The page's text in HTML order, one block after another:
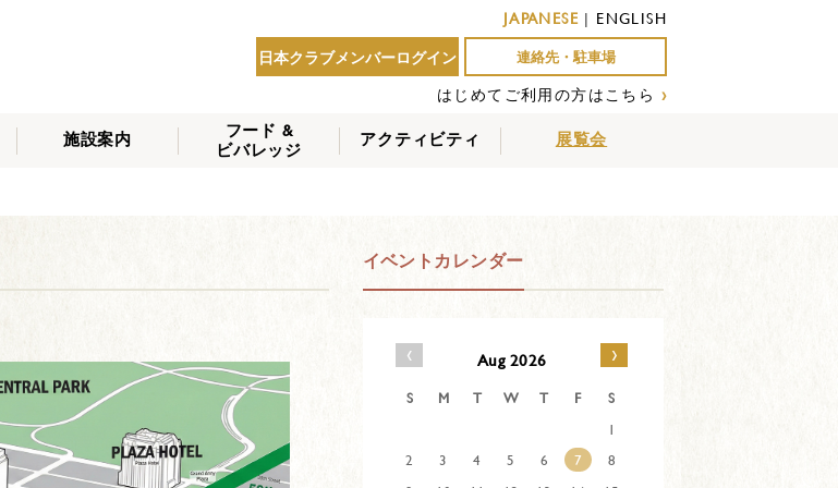
JAPANESE| ENGLISH
日本クラブメンバーログイン
連絡先・駐車場
はじめてご利用の方はこちら ›
施設案内
フード &
ビバレッジ
アクティビティ 展覧会
イベントカレンダー
‹ Aug 2026 ›
S M T W T F
S
1
2
3 4 5 6 7
8